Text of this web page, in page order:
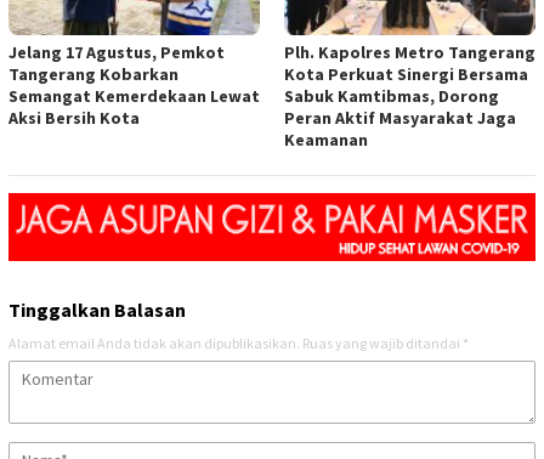
Jelang 17 Agustus, Pemkot
Tangerang Kobarkan
Semangat Kemerdekaan Lewat
Aksi Bersih Kota
Plh. Kapolres Metro Tangerang
Kota Perkuat Sinergi Bersama
Sabuk Kamtibmas, Dorong
Peran Aktif Masyarakat Jaga
Keamanan
Tinggalkan Balasan
Alamat email Anda tidak akan dipublikasikan. Ruas yang wajib ditandai *